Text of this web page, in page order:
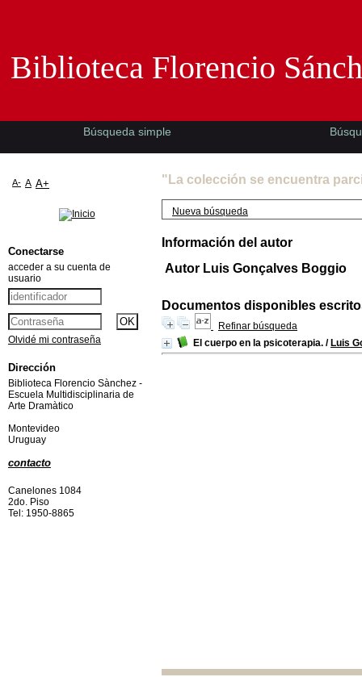
"La colección se encuentra
Nueva búsqueda
Información del autor
Autor Luis Gonçalves Boggio
Documentos disponibles
Refinar búsqueda
El cuerpo en la psicoterapia. / Luis
Biblioteca Florencio
Búsqueda simple
A- A A+
Conectarse
acceder a su cuenta de
usuario
Olvidé mi contraseña
Dirección
Biblioteca Florencio Sànchez -
Escuela Multidisciplinaria de
Arte Dramàtico
Montevideo
Uruguay
contacto
Canelones 1084
2do. Piso
Tel: 1950-8865